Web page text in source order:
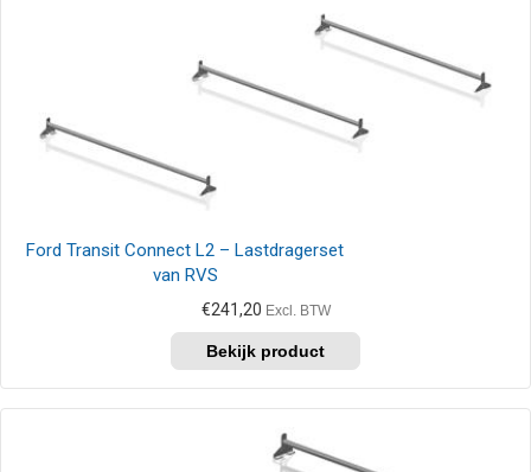
Ford Transit Connect L2 – Lastdragerset
van RVS
€241,20 Excl. BTW